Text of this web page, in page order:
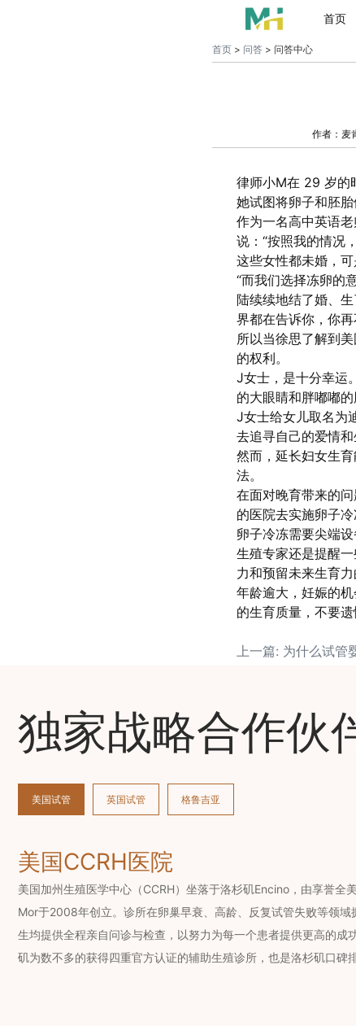
首页
首页> 问答 > 问答中心
作者：麦
律师小M在 29 岁的
她试图将卵子和胚
作为一名高中英语
说：“按照我的情况
这些女性都未婚，
“而我们选择冻卵的
陆续续地结了婚、
界都在告诉你，你
所以当徐思了解到
的权利。
J女士，是十分幸运
的大眼睛和胖嘟嘟的
J女士给女儿取名为
去追寻自己的爱情和
然而，延长妇女生
法。
在面对晚育带来的
的医院去实施卵子冷
卵子冷冻需要尖端
生殖专家还是提醒
力和预留未来生育力
年龄逾大，妊娠的
的生育质量，不要遗
独家战略合作伙
美国CCRH医院
美国加州生殖医学中心（CCRH）坐落于洛杉矶Encino，由享誉全
Mor于2008年创立。诊所在卵巢早衰、高龄、反复试管失败等领
生均提供全程亲自问诊与检查，以努力为每一个患者提供更高的成
矶为数不多的获得四重官方认证的辅助生殖诊所，也是洛杉矶口碑
美国试管 英国试管 格鲁吉亚